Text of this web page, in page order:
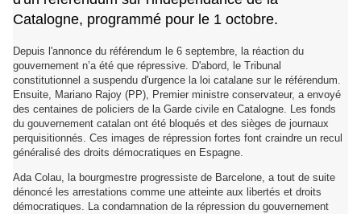
Catalogne, programmé pour le 1 octobre.
Depuis l'annonce du référendum le 6 septembre, la réaction du
gouvernement n’a été que répressive. D'abord, le Tribunal
constitutionnel a suspendu d'urgence la loi catalane sur le référendum.
Ensuite, Mariano Rajoy (PP), Premier ministre conservateur, a envoyé
des centaines de policiers de la Garde civile en Catalogne. Les fonds
du gouvernement catalan ont été bloqués et des sièges de journaux
perquisitionnés. Ces images de répression fortes font craindre un recul
généralisé des droits démocratiques en Espagne.
Ada Colau, la bourgmestre progressiste de Barcelone, a tout de suite
dénoncé les arrestations comme une atteinte aux libertés et droits
démocratiques. La condamnation de la répression du gouvernement